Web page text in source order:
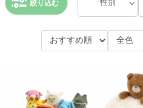
絞り込む 性別